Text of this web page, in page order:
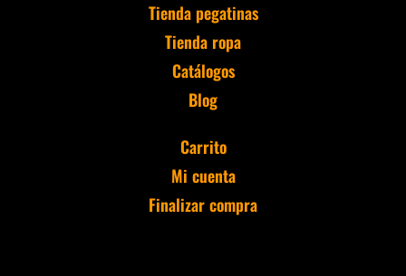
Tienda pegatinas
Tienda ropa
Catálogos
Blog
Carrito
Mi cuenta
Finalizar compra